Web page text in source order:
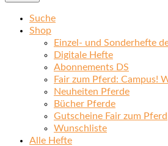
Suche
Shop
Einzel- und Sonderhefte
Digitale Hefte
Abonnements DS
Fair zum Pferd: Campus!
Neuheiten Pferde
Bücher Pferde
Gutscheine Fair zum Pferd
Wunschliste
Alle Hefte